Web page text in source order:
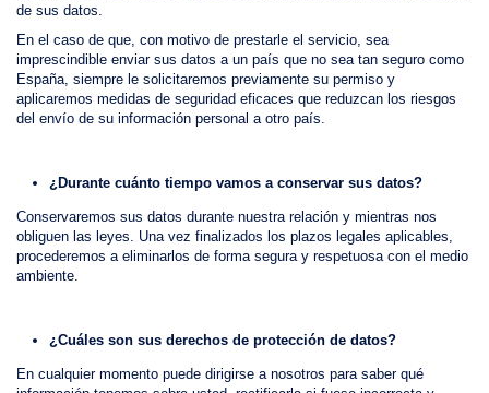
de sus datos.
En el caso de que, con motivo de prestarle el servicio, sea
imprescindible enviar sus datos a un país que no sea tan seguro como
España, siempre le solicitaremos previamente su permiso y
aplicaremos medidas de seguridad eficaces que reduzcan los riesgos
del envío de su información personal a otro país.
¿Durante cuánto tiempo vamos a conservar sus datos?
Conservaremos sus datos durante nuestra relación y mientras nos
obliguen las leyes. Una vez finalizados los plazos legales aplicables,
procederemos a eliminarlos de forma segura y respetuosa con el medio
ambiente.
¿Cuáles son sus derechos de protección de datos?
En cualquier momento puede dirigirse a nosotros para saber qué